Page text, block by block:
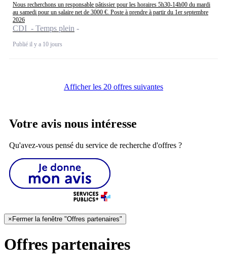
Nous recherchons un responsable pâtissier pour les horaires 5h30-14h00 du mardi
au samedi pour un salaire net de 3000 €. Poste à prendre à partir du 1er septembre
2026
CDI - Temps plein
Publié il y a 10 jours
Afficher les 20 offres suivantes
Votre avis nous intéresse
Qu'avez-vous pensé du service de recherche d'offres ?
×Fermer la fenêtre "Offres partenaires"
Offres partenaires